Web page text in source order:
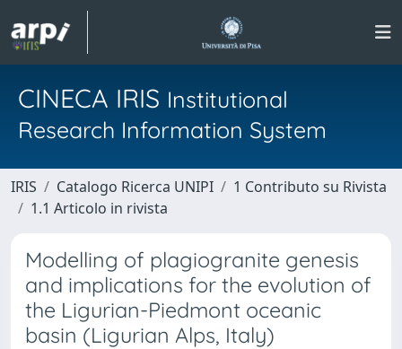
CINECA IRIS Institutional
Research Information System
IRIS Catalogo Ricerca UNIPI
1 Contributo su Rivista
1.1 Articolo in rivista
Modelling of plagiogranite genesis
and implications for the evolution of
the Ligurian-Piedmont oceanic
basin (Ligurian Alps, Italy)